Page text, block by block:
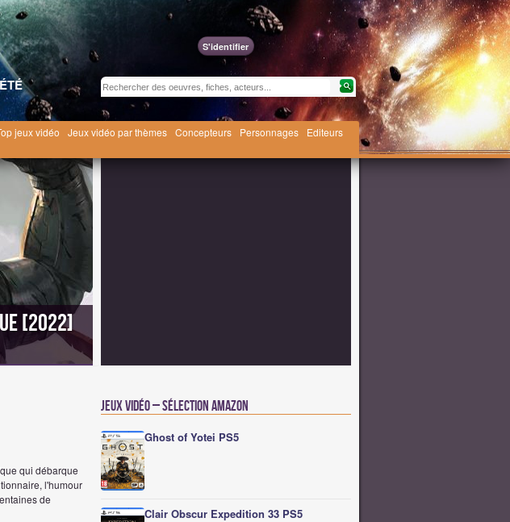
S'identifier
jeux vidéo Jeux vidéo par thèmes Concepteurs Personnages
Editeurs
[2022]
[2022]
qui débarque
l'humour
de
Jeux vidéo – Sélection Amazon
Ghost of Yotei PS5
Clair Obscur Expedition 33 PS5